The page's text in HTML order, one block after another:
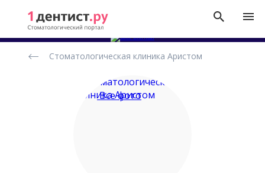
стоматологических
Стоматологическая клиника Аристом
Все фото